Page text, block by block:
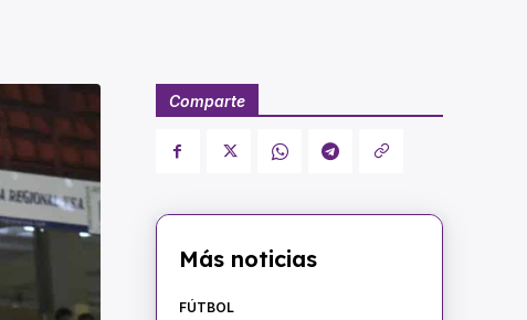
Comparte
Más noticias
FÚTBOL